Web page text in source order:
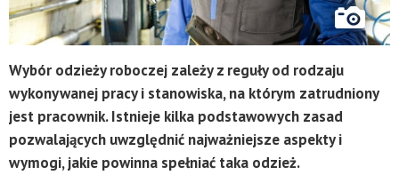
Wybór odzieży roboczej zależy z reguły od rodzaju
wykonywanej pracy i stanowiska, na którym zatrudniony
jest pracownik. Istnieje kilka podstawowych zasad
pozwalających uwzględnić najważniejsze aspekty i
wymogi, jakie powinna spełniać taka odzież.